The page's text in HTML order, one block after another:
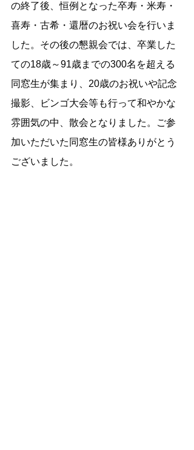
の終了後、恒例となった卒寿・米寿・
喜寿・古希・還暦のお祝い会を行いま
した。その後の懇親会では、卒業した
ての18歳～91歳までの300名を超える
同窓生が集まり、20歳のお祝いや記念
撮影、ビンゴ大会等も行って和やかな
雰囲気の中、散会となりました。ご参
加いただいた同窓生の皆様ありがとう
ございました。